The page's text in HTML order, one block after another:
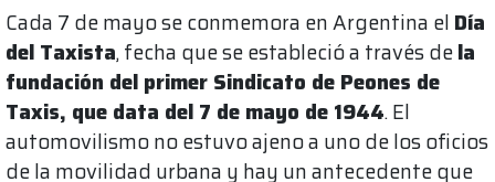
Cada 7 de mayo se conmemora en Argentina el Día
del Taxista, fecha que se estableció a través dela
fundación del primer Sindicato de Peones de
Taxis, que data del 7 de mayo de 1944. El
automovilismo no estuvo ajeno a uno de los oficios
de la movilidad urbana y hay un antecedente que